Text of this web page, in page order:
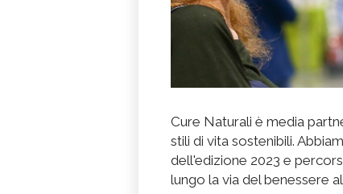
Cure Naturali è media
stili di vita sostenibili.
dell'edizione 2023 e
lungo la via del benessere